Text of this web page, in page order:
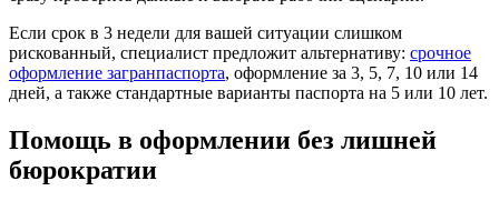
Если срок в 3 недели для вашей ситуации слишком
рискованный, специалист предложит альтернативу: срочное
оформление загранпаспорта, оформление за 3, 5, 7, 10 или 14
дней, а также стандартные варианты паспорта на 5 или 10 лет.
Помощь в оформлении без лишней
бюрократии